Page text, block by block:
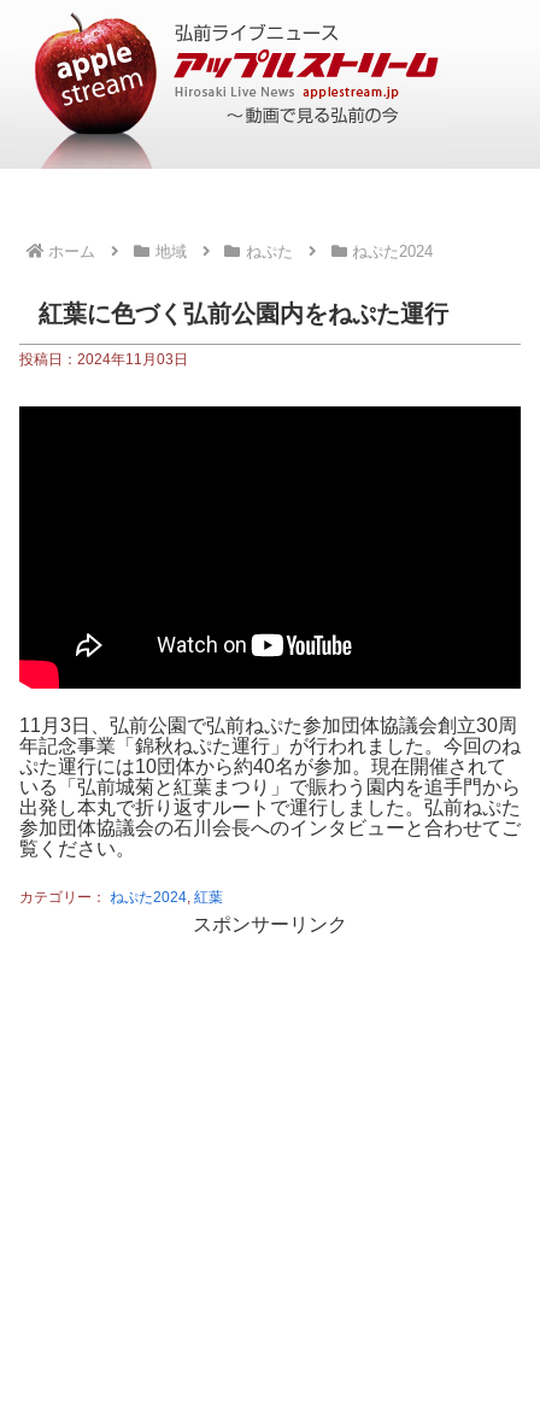
ホーム 地域 ねぷた ねぷた2024
紅葉に色づく弘前公園内をねぷた運行
投稿日：2024年11月03日
11月3日、弘前公園で弘前ねぷた参加団体協議会創立30周
年記念事業「錦秋ねぷた運行」が行われました。今回のね
ぷた運行には10団体から約40名が参加。現在開催されて
いる「弘前城菊と紅葉まつり」で賑わう園内を追手門から
出発し本丸で折り返すルートで運行しました。弘前ねぷた
参加団体協議会の石川会長へのインタビューと合わせてご
覧ください。
カテゴリー： ねぷた2024 紅葉
スポンサーリンク